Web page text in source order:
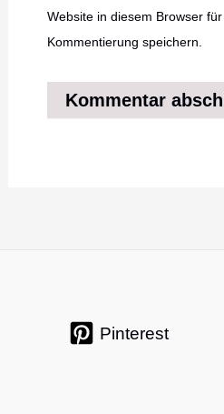
Website in diesem Browser
Kommentierung speichern.
Pinterest